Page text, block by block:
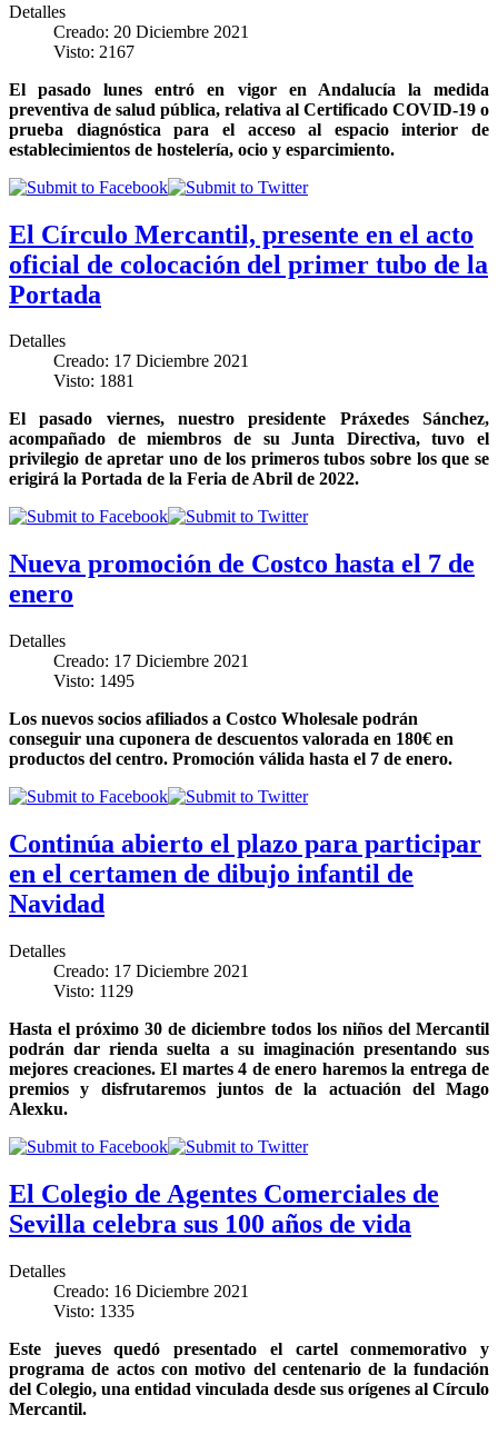
Detalles
Creado: 20 Diciembre 2021
Visto: 2167
El pasado lunes entró en vigor en Andalucía la medida
preventiva de salud pública, relativa al Certificado COVID-19 o
prueba diagnóstica para el acceso al espacio interior de
establecimientos de hostelería, ocio y esparcimiento.
El Círculo Mercantil, presente en el acto
oficial de colocación del primer tubo de la
Portada
Detalles
Creado: 17 Diciembre 2021
Visto: 1881
El pasado viernes, nuestro presidente Práxedes Sánchez,
acompañado de miembros de su Junta Directiva, tuvo el
privilegio de apretar uno de los primeros tubos sobre los que se
erigirá la Portada de la Feria de Abril de 2022.
Nueva promoción de Costco hasta el 7 de
enero
Detalles
Creado: 17 Diciembre 2021
Visto: 1495
Los nuevos socios afiliados a Costco Wholesale podrán
conseguir una cuponera de descuentos valorada en 180€ en
productos del centro. Promoción válida hasta el 7 de enero.
Continúa abierto el plazo para participar
en el certamen de dibujo infantil de
Navidad
Detalles
Creado: 17 Diciembre 2021
Visto: 1129
Hasta el próximo 30 de diciembre todos los niños del Mercantil
podrán dar rienda suelta a su imaginación presentando sus
mejores creaciones. El martes 4 de enero haremos la entrega de
premios y disfrutaremos juntos de la actuación del Mago
Alexku.
El Colegio de Agentes Comerciales de
Sevilla celebra sus 100 años de vida
Detalles
Creado: 16 Diciembre 2021
Visto: 1335
Este jueves quedó presentado el cartel conmemorativo y
programa de actos con motivo del centenario de la fundación
del Colegio, una entidad vinculada desde sus orígenes al Círculo
Mercantil.